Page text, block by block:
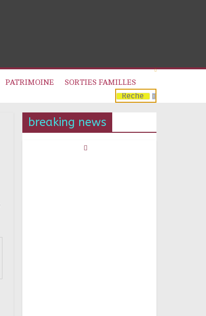
PATRIMOINE
SORTIES FAMILLES
breaking news